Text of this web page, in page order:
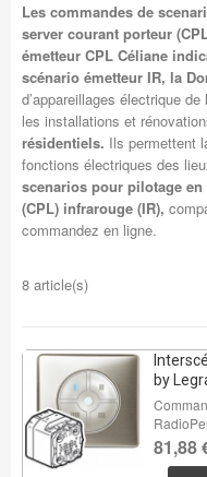
Les commandes de
server courant porteur
émetteur CPL Céliane
scénario émetteur IR, la
d’appareillages électrique de
les installations et
résidentiels. Ils permettent
fonctions électriques des
scenarios pour pilotage
(CPL) infrarouge (IR),
commandez en ligne.
8 article(s)
by
81,88